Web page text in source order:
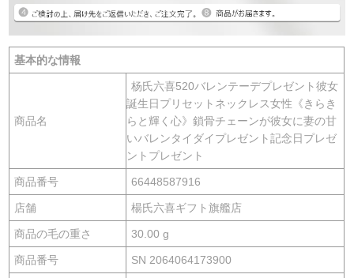
基本的な情報
商品名
杨氏六喜520バレンテーデプレゼント彼女
誕生日プリセットネックレス女性《きらき
らと輝く心》鎖骨チェーンが彼女に妻の甘
いバレンタイダイプレゼント記念日プレゼ
ントプレゼント
商品番号 66448587916
店舗 楊氏六喜ギフト旗艦店
商品の毛の重さ 30.00 g
商品番号 SN 2064064173900